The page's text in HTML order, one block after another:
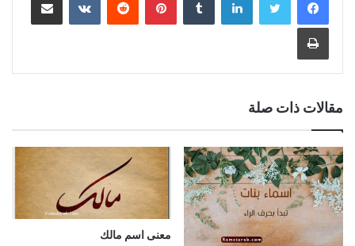
طباعة
مقالات ذات صلة
معنى اسم مالك